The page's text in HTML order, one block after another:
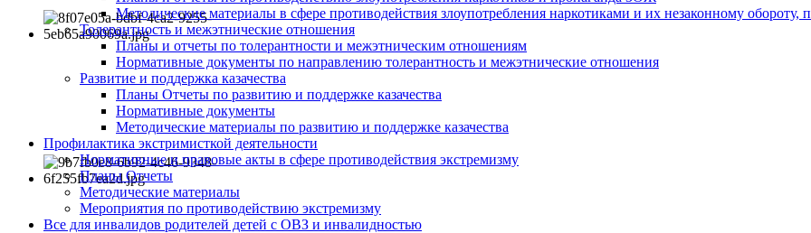
Методические материалы в сфере противодействия злоупотребления наркотиками и их незаконному
Толерантность и межэтнические отношения
Планы и отчеты по толерантности и межэтническим отношениям
Нормативные документы по направлению толерантность и межэтнические отношения
Развитие и поддержка казачества
Планы Отчеты по развитию и поддержке казачества
Нормативные документы
Методические материалы по развитию и поддержке казачества
Профилактика экстримисткой деятельности
Нормативные и правовые акты в сфере противодействия экстремизму
Планы Отчеты
Методические материалы
Мероприятия по противодействию экстремизму
Все для инвалидов родителей детей с ОВЗ и инвалидностью